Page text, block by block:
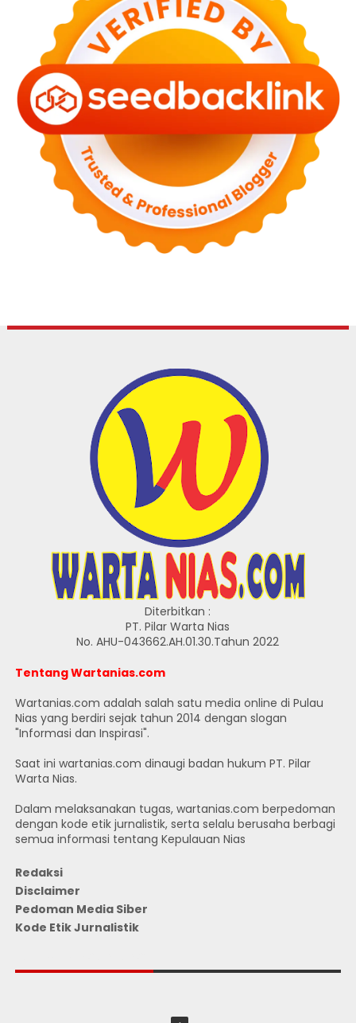
Diterbitkan :
PT. Pilar Warta Nias
No. AHU-043662.AH.01.30.Tahun 2022
Tentang Wartanias.com
Wartanias.com adalah salah satu media online di Pulau
Nias yang berdiri sejak tahun 2014 dengan slogan
"Informasi dan Inspirasi".
Saat ini wartanias.com dinaugi badan hukum PT. Pilar
Warta Nias.
Dalam melaksanakan tugas, wartanias.com berpedoman
dengan kode etik jurnalistik, serta selalu berusaha berbagi
semua informasi tentang Kepulauan Nias
Redaksi
Disclaimer
Pedoman Media Siber
Kode Etik Jurnalistik